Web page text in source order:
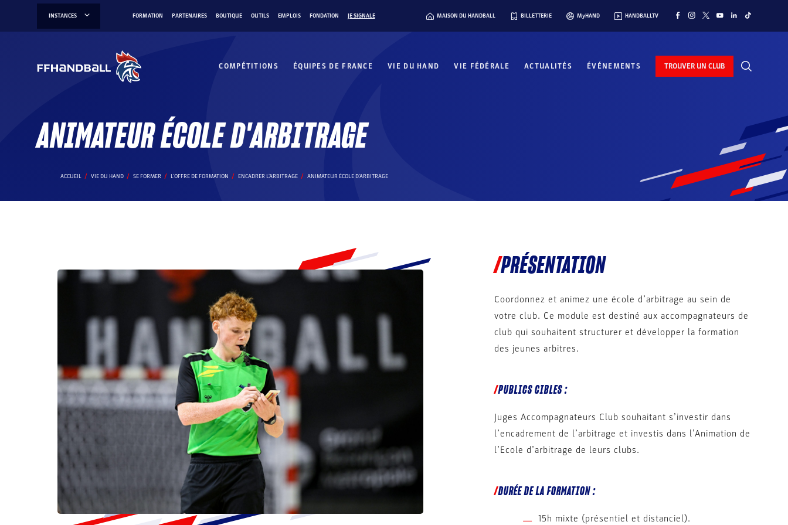
INSTANCES FORMATION PARTENAIRES BOUTIQUE OUTILS EMPLOIS FONDATION JE SIGNALE MAISON DU HANDBALL BILLETTERIE MyHAND HANDBALLTV
COMPÉTITIONS ÉQUIPES DE FRANCE VIE DU HAND VIE FÉDÉRALE ACTUALITÉS ÉVÉNEMENTS TROUVER UN CLUB
ANIMATEUR ÉCOLE D'ARBITRAGE
ACCUEIL VIE DU HAND SE FORMER L'OFFRE DE FORMATION ENCADRER L'ARBITRAGE ANIMATEUR ÉCOLE D'ARBITRAGE
PRÉSENTATION
Coordonnez et animez une école d’arbitrage au sein de
votre club. Ce module est destiné aux accompagnateurs de
club qui souhaitent structurer et développer la formation
des jeunes arbitres.
PUBLICS CIBLES :
Juges Accompagnateurs Club souhaitant s’investir dans
l’encadrement de l’arbitrage et investis dans l’Animation de
l’Ecole d’arbitrage de leurs clubs.
DURÉE DE LA FORMATION :
15h mixte (présentiel et distanciel).